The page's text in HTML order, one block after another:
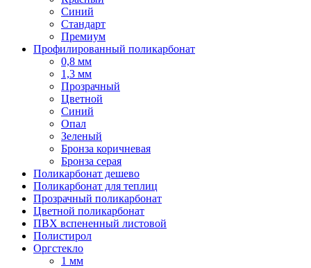
Синий
Стандарт
Премиум
Профилированный поликарбонат
0,8 мм
1,3 мм
Прозрачный
Цветной
Синий
Опал
Зеленый
Бронза коричневая
Бронза серая
Поликарбонат дешево
Поликарбонат для теплиц
Прозрачный поликарбонат
Цветной поликарбонат
ПВХ вспененный листовой
Полистирол
Оргстекло
1 мм